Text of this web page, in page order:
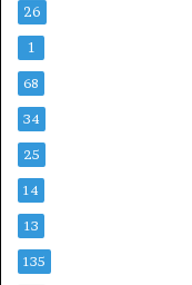
26
1
68
34
25
14
13
135